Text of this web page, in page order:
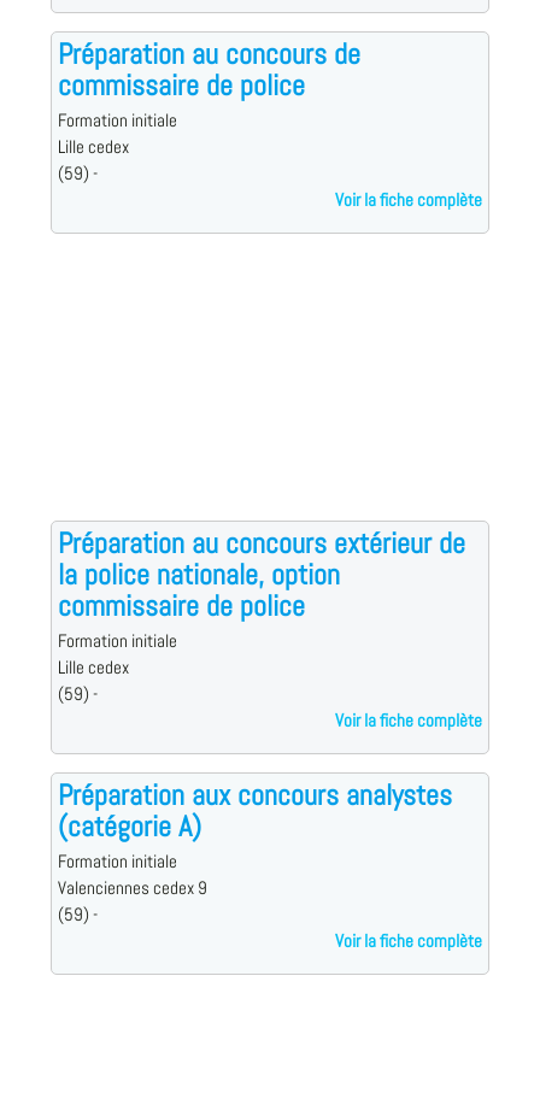
Préparation au concours de
commissaire de police
Formation initiale
Lille cedex
(59) -
Voir la fiche complète
Préparation au concours extérieur de
la police nationale, option
commissaire de police
Formation initiale
Lille cedex
(59) -
Voir la fiche complète
Préparation aux concours analystes
(catégorie A)
Formation initiale
Valenciennes cedex 9
(59) -
Voir la fiche complète